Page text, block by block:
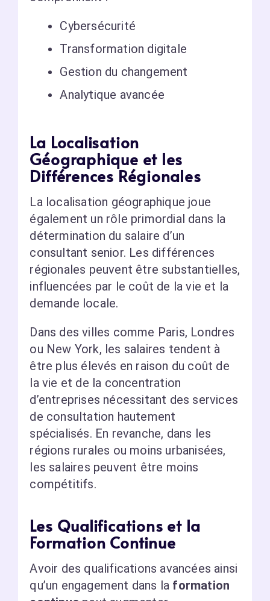
Cybersécurité
Transformation digitale
Gestion du changement
Analytique avancée
La Localisation
Géographique et les
Différences Régionales
La localisation géographique joue
également un rôle primordial dans la
détermination du salaire d’un
consultant senior. Les différences
régionales peuvent être substantielles,
influencées par le coût de la vie et la
demande locale.
Dans des villes comme Paris, Londres
ou New York, les salaires tendent à
être plus élevés en raison du coût de
la vie et de la concentration
d’entreprises nécessitant des services
de consultation hautement
spécialisés. En revanche, dans les
régions rurales ou moins urbanisées,
les salaires peuvent être moins
compétitifs.
Les Qualifications et la
Formation Continue
Avoir des qualifications avancées ainsi
qu’un engagement dans la formation